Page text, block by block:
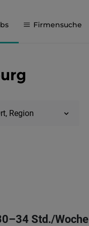
Firmensuche
Region
Std./Woche